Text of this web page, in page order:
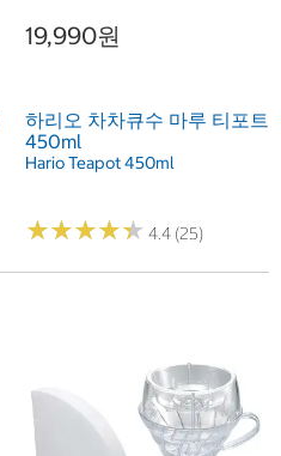
19,990원
하리오 차차큐수 마루 티포트
450ml
Hario Teapot 450ml
★★★★★
★★★★★ 4.4 (25)